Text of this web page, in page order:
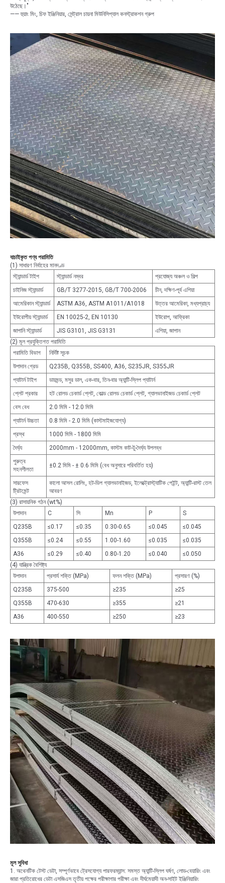
উঠেছে।"
—— হুয়াং মিং, চিফ ইঞ্জিনিয়ার, সেন্ট্রাল চায়না মিউনিসিপ্যাল ​​কনস্ট্রাকশন গ্রুপ
যাচাইকৃত পণ্য পরামিতি
(1) সাধারণ নির্বাহের মানদণ্ড
স্ট্যান্ডার্ড টাইপ
স্ট্যান্ডার্ড নম্বর
প্রযোজ্য অঞ্চল ও শিল্প
চাইনিজ স্ট্যান্ডার্ড
GB/T 3277-2015, GB/T 700-2006
চীন, দক্ষিণ-পূর্ব এশিয়া
আমেরিকান স্ট্যান্ডার্ড
ASTM A36, ASTM A1011/A1018
উত্তর আমেরিকা, মধ্যপ্রাচ্য
ইউরোপীয় স্ট্যান্ডার্ড
EN 10025-2, EN 10130
ইউরোপ, আফ্রিকা
জাপানি স্ট্যান্ডার্ড
JIS G3101, JIS G3131
এশিয়া, জাপান
(2) মূল প্রযুক্তিগত পরামিতি
পরামিতি বিভাগ
নির্দিষ্ট সূচক
উপাদান গ্রেড
Q235B, Q355B, SS400, A36, S235JR, S355JR
প্যাটার্ন টাইপ
ডায়মন্ড, মসুর ডাল, এক-বার, তিন-বার অ্যান্টি-স্লিপ প্যাটার্ন
প্লেট প্রকার
হট রোলড চেকার্ড প্লেট, কোল্ড রোলড চেকার্ড প্লেট, গ্যালভানাইজড চেকার্ড প্লেট
বেস বেধ
2.0 মিমি - 12.0 মিমি
প্যাটার্ন উচ্চতা
0.8 মিমি - 2.0 মিমি (কাস্টমাইজযোগ্য)
প্রস্থ
1000 মিমি - 1800 মিমি
দৈর্ঘ্য
2000mm - 12000mm, কাস্টম কাট-টু-দৈর্ঘ্য উপলব্ধ
পুরুত্ব
সহনশীলতা
±0.2 মিমি - ± 0.6 মিমি (বেধ অনুসারে পরিবর্তিত হয়)
সারফেস
ট্রিটমেন্ট
কালো আসল রোলিং, হট-ডিপ গ্যালভানাইজড, ইলেক্ট্রোস্ট্যাটিক পেইন্ট, অ্যান্টি-রাস্ট তেল
আবরণ
(3) রাসায়নিক গঠন (wt%)
উপাদান
C সি Mn P
S
Q235B
≤0.17 ≤0.35 0.30-0.65 ≤0.045
≤0.045
Q355B
≤0.24 ≤0.55 1.00-1.60 ≤0.035
≤0.035
A36
≤0.29 ≤0.40 0.80-1.20 ≤0.040
≤0.050
(4) যান্ত্রিক বৈশিষ্ট্য
উপাদান
প্রসার্য শক্তি (MPa) ফলন শক্তি (MPa)
প্রসারণ (%)
Q235B
375-500 ≥235
≥25
Q355B
470-630 ≥355
≥21
A36
400-550 ≥250 ≥23
মূল সুবিধা
1. অথেনটিক টেস্ট ডেটা, সম্পূর্ণভাবে ট্রেসযোগ্য পারফরম্যান্স: সমস্ত অ্যান্টি-স্লিপ ঘর্ষণ, লোড-বেয়ারিং এবং
জারা প্রতিরোধের ডেটা এসজিএস তৃতীয় পক্ষের পরীক্ষাগার পরীক্ষা এবং দীর্ঘমেয়াদী অন-সাইট ইঞ্জিনিয়ারিং